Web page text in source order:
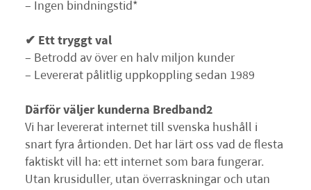
– Ingen bindningstid*
✔ Ett tryggt val
– Betrodd av över en halv miljon kunder
– Levererat pålitlig uppkoppling sedan 1989
Därför väljer kunderna Bredband2
Vi har levererat internet till svenska hushåll i
snart fyra årtionden. Det har lärt oss vad de flesta
faktiskt vill ha: ett internet som bara fungerar.
Utan krusiduller, utan överraskningar och utan